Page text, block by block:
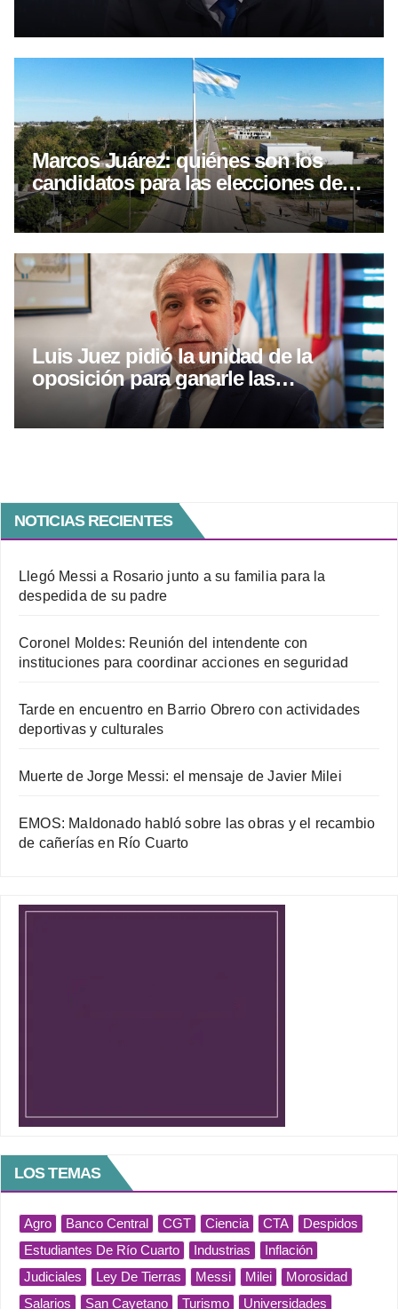
Marcos Juárez: quiénes son los
candidatos para las elecciones del 6
de septiembre
Luis Juez pidió la unidad de la
oposición para ganarle las
elecciones a Llaryora
NOTICIAS RECIENTES
Llegó Messi a Rosario junto a su familia para la
despedida de su padre
Coronel Moldes: Reunión del intendente con
instituciones para coordinar acciones en seguridad
Tarde en encuentro en Barrio Obrero con actividades
deportivas y culturales
Muerte de Jorge Messi: el mensaje de Javier Milei
EMOS: Maldonado habló sobre las obras y el recambio
de cañerías en Río Cuarto
LOS TEMAS
Agro Banco Central CGT Ciencia CTA
Despidos
Estudiantes De Río Cuarto
Industrias
Inflación
Judiciales
Ley De Tierras Messi Milei
Morosidad
Salarios
San Cayetano Turismo
Universidades